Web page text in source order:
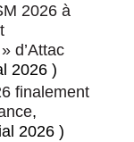
2026 à
d’Attac
2026 )
finalement
,
2026 )